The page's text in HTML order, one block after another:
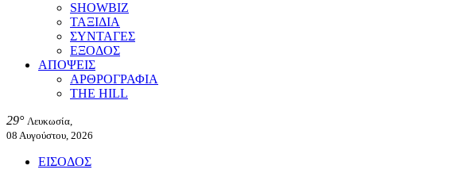
SHOWBIZ
ΤΑΞΙΔΙΑ
ΣΥΝΤΑΓΕΣ
ΕΞΟΔΟΣ
ΑΠΟΨΕΙΣ
ΑΡΘΡΟΓΡΑΦΙΑ
THE HILL
29° Λευκωσία,
08 Αυγούστου, 2026
ΕΙΣΟΔΟΣ